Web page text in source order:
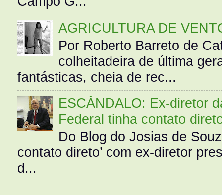
AGRICULTURA DE
Por Roberto Barreto de
colheitadeira de última
fantásticas, cheia de rec...
ESCÂNDALO: Ex-diretor
Federal tinha contato
Do Blog do Josias de
contato direto’ com ex-diretor
d...